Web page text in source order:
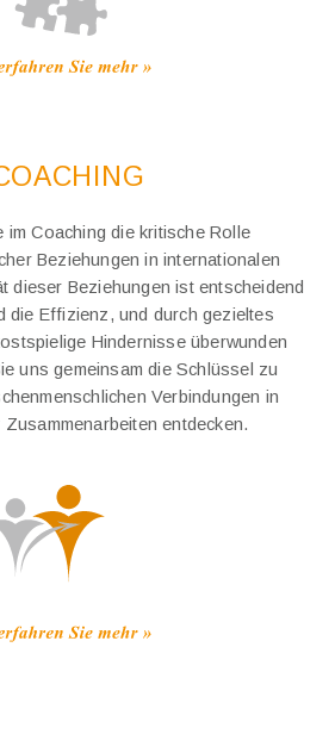
im Coaching die kritische Rolle
Beziehungen in internationalen
dieser Beziehungen ist entscheidend
die Effizienz, und durch gezieltes
Hindernisse überwunden
uns gemeinsam die Schlüssel zu
Verbindungen in
entdecken.